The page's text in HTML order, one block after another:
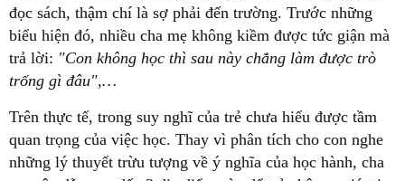
đọc sách, thậm chí là sợ phải đến trường. Trước những
biểu hiện đó, nhiều cha mẹ không kiềm được tức giận mà
trả lời: "Con không học thì sau này chẳng làm được trò
trống gì đâu",…
Trên thực tế, trong suy nghĩ của trẻ chưa hiểu được tầm
quan trọng của việc học. Thay vì phân tích cho con nghe
những lý thuyết trừu tượng về ý nghĩa của học hành, cha